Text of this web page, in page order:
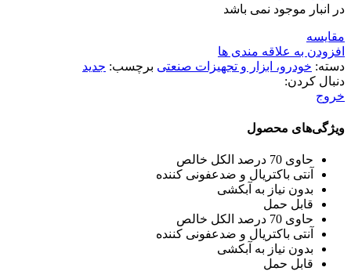
در انبار موجود نمی باشد
مقایسه
افزودن به علاقه مندی ها
دسته: خودرو، ابزار و تجهیزات صنعتی برچسب: جدید
دنبال کردن:
خروج
ویژگی‌های محصول
حاوی 70 درصد الکل خالص
آنتی باکتریال و ضدعفونی کننده
بدون نیاز به آبکشی
قابل حمل
حاوی 70 درصد الکل خالص
آنتی باکتریال و ضدعفونی کننده
بدون نیاز به آبکشی
قابل حمل